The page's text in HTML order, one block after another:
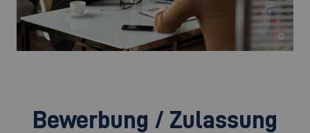
©
Bewerbung / Zulassung